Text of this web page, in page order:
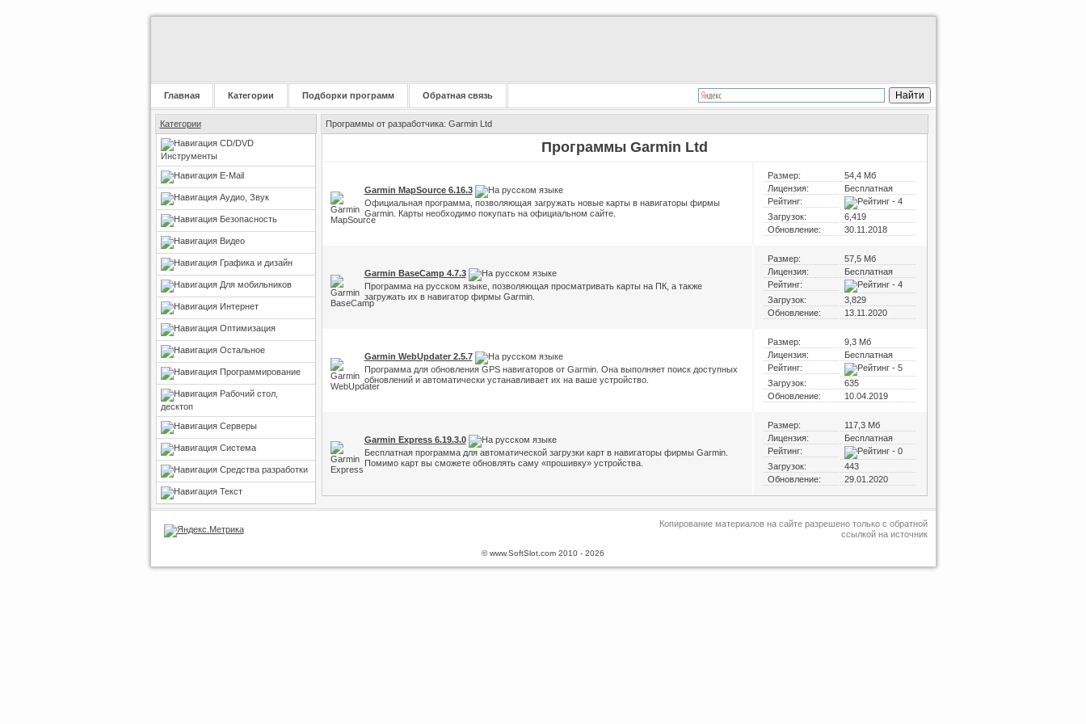
Главная Категории Подборки программ Обратная связь
Категории
CD/DVD
Инструменты
E-Mail
Аудио, Звук
Безопасность
Видео
Графика и дизайн
Для мобильников
Интернет
Оптимизация
Остальное
Программирование
Рабочий стол,
десктоп
Серверы
Система
Средства разработки
Текст
Программы от разработчика: Garmin Ltd
Программы Garmin Ltd
Garmin MapSource 6.16.3
Официальная программа, позволяющая загружать новые карты в навигаторы фирмы
Garmin. Карты необходимо покупать на официальном сайте.
Размер:
54,4 Мб
Лицензия:
Бесплатная
Рейтинг:
Загрузок:
6,419
Обновление:
30.11.2018
Garmin BaseCamp 4.7.3
Программа на русском языке, позволяющая просматривать карты на ПК, а также
загружать их в навигатор фирмы Garmin.
Размер:
57,5 Мб
Лицензия:
Бесплатная
Рейтинг:
Загрузок:
3,829
Обновление:
13.11.2020
Garmin WebUpdater 2.5.7
Программа для обновления GPS навигаторов от Garmin. Она выполняет поиск доступных
обновлений и автоматически устанавливает их на ваше устройство.
Размер:
9,3 Мб
Лицензия:
Бесплатная
Рейтинг:
Загрузок:
635
Обновление:
10.04.2019
Garmin Express 6.19.3.0
Бесплатная программа для автоматической загрузки карт в навигаторы фирмы Garmin.
Помимо карт вы сможете обновлять саму «прошивку» устройства.
Размер:
117,3 Мб
Лицензия:
Бесплатная
Рейтинг:
Загрузок:
443
Обновление:
29.01.2020
Копирование материалов на сайте разрешено только с обратной
ссылкой на источник
© www.SoftSlot.com 2010 - 2026